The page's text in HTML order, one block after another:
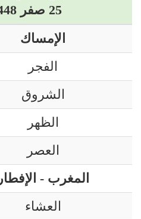
25 صفر 1448 هجري
الإمساك
الفجر
الشروق
الظهر
العصر
المغرب - الإفطار
العشاء